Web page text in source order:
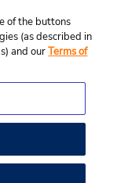
View Map
Inc.
of the buttons
(as described in
and ourTerms of